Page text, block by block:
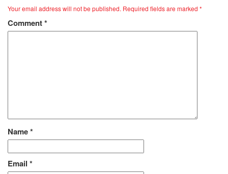
Your email address will not be published. Required fields are marked *
Comment*
Name*
Email *